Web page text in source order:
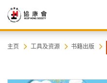
协
主页 工具及资源 书籍出版